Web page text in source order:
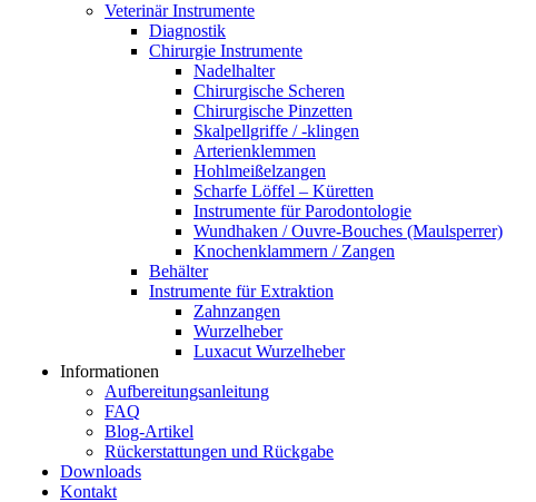
Veterinär Instrumente
Diagnostik
Chirurgie Instrumente
Nadelhalter
Chirurgische Scheren
Chirurgische Pinzetten
Skalpellgriffe / -klingen
Arterienklemmen
Hohlmeißelzangen
Scharfe Löffel – Küretten
Instrumente für Parodontologie
Wundhaken / Ouvre-Bouches (Maulsperrer)
Knochenklammern / Zangen
Behälter
Instrumente für Extraktion
Zahnzangen
Wurzelheber
Luxacut Wurzelheber
Informationen
Aufbereitungsanleitung
FAQ
Blog-Artikel
Rückerstattungen und Rückgabe
Downloads
Kontakt